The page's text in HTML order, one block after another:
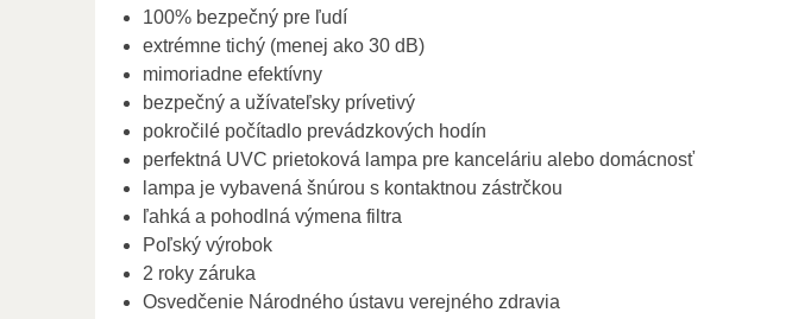
100% bezpečný pre ľudí
extrémne tichý (menej ako 30 dB)
mimoriadne efektívny
bezpečný a užívateľsky prívetivý
pokročilé počítadlo prevádzkových hodín
perfektná UVC prietoková lampa pre kanceláriu alebo domácnosť
lampa je vybavená šnúrou s kontaktnou zástrčkou
ľahká a pohodlná výmena filtra
Poľský výrobok
2 roky záruka
Osvedčenie Národného ústavu verejného zdravia